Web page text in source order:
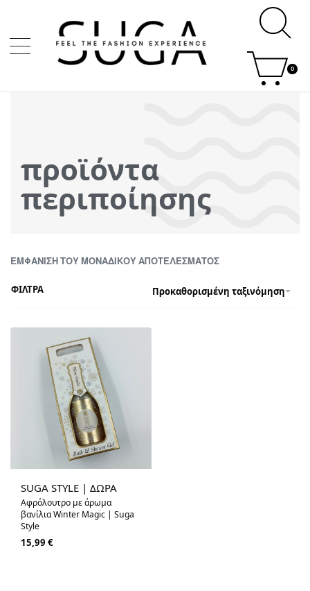
0
προϊόντα
περιποίησης
ΕΜΦΆΝΙΣΗ ΤΟΥ ΜΟΝΑΔΙΚΟΎ ΑΠΟΤΕΛΈΣΜΑΤΟΣ
Προκαθορισμένη ταξινόμηση
ΦΙΛΤΡΑ
SUGA STYLE | ΔΩΡΑ
Αφρόλουτρο με άρωμα
βανίλια Winter Magic | Suga
Style
15,99 €